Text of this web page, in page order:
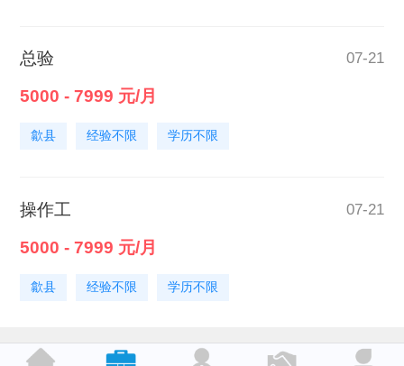
总验 07-21
5000 - 7999 元/月
歙县 经验不限 学历不限
操作工 07-21
5000 - 7999 元/月
歙县 经验不限 学历不限